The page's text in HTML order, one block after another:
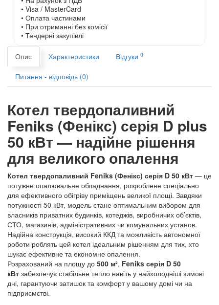
• Visa / MasterCard
• Оплата частинами
• При отриманні без комісії
• Тендерні закупівлі
Опис Характеристики Відгуки 0
Питання - відповідь (0)
Котел твердопаливний
Feniks (Фенікс) серія D plus
50 кВт — надійне рішення
для великого опалення
Котел твердопаливний Feniks (Фенікс) серія D 50 кВт — це
потужне опалювальне обладнання, розроблене спеціально
для ефективного обігріву приміщень великої площі. Завдяки
потужності 50 кВт, модель стане оптимальним вибором для
власників приватних будинків, котеджів, виробничих об’єктів,
СТО, магазинів, адміністративних чи комунальних установ.
Надійна конструкція, високий ККД та можливість автономної
роботи роблять цей котел ідеальним рішенням для тих, хто
шукає ефективне та економне опалення.
Розрахований на площу до 500 м², Feniks серія D 50
кВт забезпечує стабільне тепло навіть у найхолодніші зимові
дні, гарантуючи затишок та комфорт у вашому домі чи на
підприємстві.